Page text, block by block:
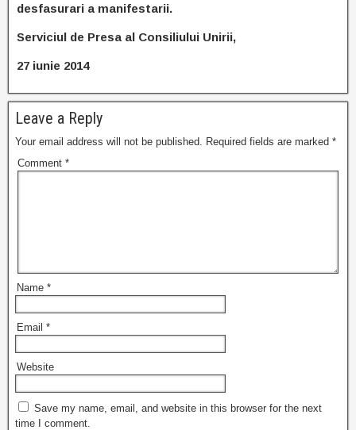
desfasurari a manifestarii.
Serviciul de Presa al Consiliului Unirii,
27 iunie 2014
Leave a Reply
Your email address will not be published. Required fields are marked *
Comment *
Name *
Email *
Website
Save my name, email, and website in this browser for the next
time I comment.